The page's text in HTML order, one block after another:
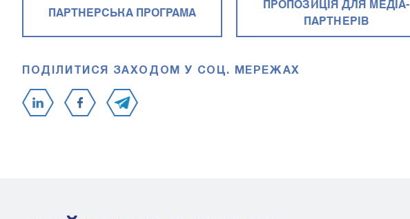
ПАРТНЕРСЬКА ПРОГРАМА
ПРОПОЗИЦІЯ ДЛЯ МЕДІА-
ПАРТНЕРІВ
ПОДІЛИТИСЯ ЗАХОДОМ У СОЦ. МЕРЕЖАХ